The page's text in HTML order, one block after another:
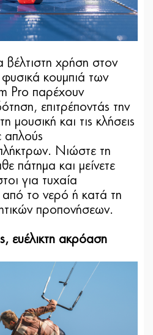
βέλτιστη χρήση στον
κουμπιά των
Pro παρέχουν
επιτρέποντάς την
μουσική και τις κλήσεις
απλούς
Νιώστε τη
πάτημα και μείνετε
για τυχαία
το νερό ή κατά τη
προπονήσεων.
ευέλικτη ακρόαση